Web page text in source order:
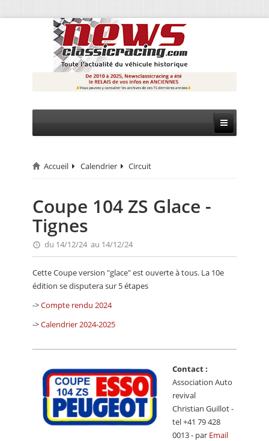
CIRCUIT
RALLYE
MONTAGNE
EVÈNEMENTS
CALENDRIER
VIDEO
ANNUAIRES
PETITES ANNONCES
Accueil Calendrier Circuit
Coupe 104 ZS Glace -
Tignes
du 14/12/24 au 14/12/24
Cette Coupe version "glace" est ouverte à tous. La 10e
édition se disputera sur 5 étapes
->Compte rendu 2024
->Calendrier 2024-2025
Contact :
Association Auto
revival
Christian Guillot -
tel +41 79 428
0013 - par Email